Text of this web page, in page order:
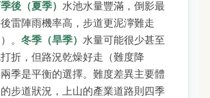
後（夏季） 水池水量豐滿，倒影最
雷陣雨機率高，步道更泥濘難走
。 冬季（旱季） 水量可能很少甚至
折，但路況乾燥好走（難度降
季是平衡的選擇。難度差異主要體
步道狀況，上山的產業道路則四季